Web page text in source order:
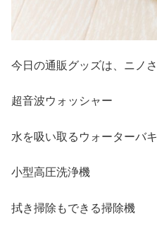
今日の通販グッズは、ニノ
超音波ウォッシャー
水を吸い取るウォーターバ
小型高圧洗浄機
拭き掃除もできる掃除機